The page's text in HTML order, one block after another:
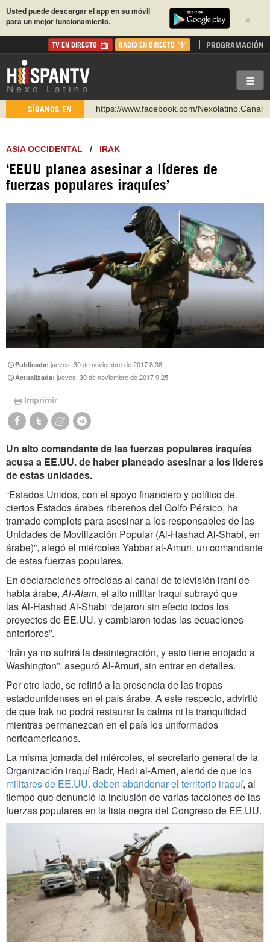
×
Usted puede descargar el app en su móvil
para un mejor funcionamiento.
TV EN DIRECTO RADIO EN DIRECTO PROGRAMACIÓN
SÍGANOS EN
https://www.facebook.com/Nexolatino.Canal
http://twitter.com/nexo_latino
https://t.me/hispantvcanal
https://urmedium.com/c/hispantv
Instagram como: hispan_tv
ASIA OCCIDENTAL / IRAK
‘EEUU planea asesinar a líderes de
fuerzas populares iraquíes’
Publicada:jueves, 30 de noviembre de 2017 8:38
Actualizada:jueves, 30 de noviembre de 2017 9:25
Imprimir
Un alto comandante de las fuerzas populares iraquíes
acusa a EE.UU. de haber planeado asesinar a los líderes
de estas unidades.
“Estados Unidos, con el apoyo financiero y político de
ciertos Estados árabes ribereños del Golfo Pérsico, ha
tramado complots para asesinar a los responsables de las
Unidades de Movilización Popular (Al-Hashad Al-Shabi, en
árabe)”, alegó el miércoles Yabbar al-Amuri, un comandante
de estas fuerzas populares.
En declaraciones ofrecidas al canal de televisión iraní de
habla árabe,Al-Alam, el alto militar iraquí subrayó que
las Al-Hashad Al-Shabi “dejaron sin efecto todos los
proyectos de EE.UU. y cambiaron todas las ecuaciones
anteriores”.
“Irán ya no sufrirá la desintegración, y esto tiene enojado a
Washington”, aseguró Al-Amuri, sin entrar en detalles.
Por otro lado, se refirió a la presencia de las tropas
estadounidenses en el país árabe. A este respecto, advirtió
de que Irak no podrá restaurar la calma ni la tranquilidad
mientras permanezcan en el país los uniformados
norteamericanos.
La misma jornada del miércoles, el secretario general de la
Organización iraquí Badr, Hadi al-Ameri, alertó de que los
militares de EE.UU. deben abandonar el territorio iraquí, al
tiempo que denunció la inclusión de varias facciones de las
fuerzas populares en la lista negra del Congreso de EE.UU.